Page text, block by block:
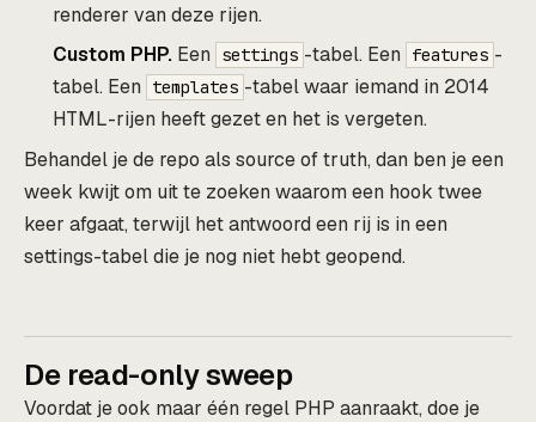
renderer van deze rijen.
Custom PHP. Een settings -tabel. Een features -
tabel. Een
templates -tabel waar iemand in 2014
HTML-rijen heeft gezet en het is vergeten.
Behandel je de repo als source of truth, dan ben je een
week kwijt om uit te zoeken waarom een hook twee
keer afgaat, terwijl het antwoord een rij is in een
settings-tabel die je nog niet hebt geopend.
De read-only sweep
Voordat je ook maar één regel PHP aanraakt, doe je